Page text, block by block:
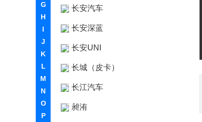
G
H
I
J
K
L
M
N
O
P
长安汽车
长安深蓝
长安UNI
长城（皮卡）
长江汽车
昶洧